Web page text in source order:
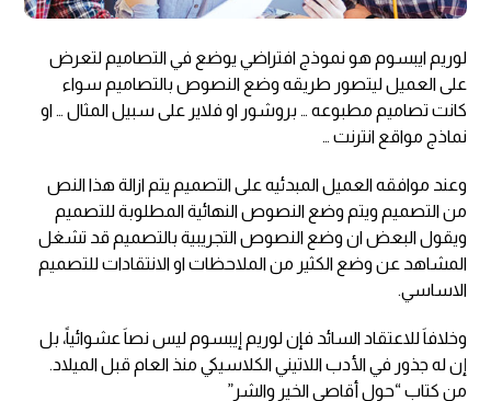
لوريم ايبسوم هو نموذج افتراضي يوضع في التصاميم لتعرض
على العميل ليتصور طريقه وضع النصوص بالتصاميم سواء
كانت تصاميم مطبوعه … بروشور او فلاير على سبيل المثال … او
نماذج مواقع انترنت …
وعند موافقه العميل المبدئيه على التصميم يتم ازالة هذا النص
من التصميم ويتم وضع النصوص النهائية المطلوبة للتصميم
ويقول البعض ان وضع النصوص التجريبية بالتصميم قد تشغل
المشاهد عن وضع الكثير من الملاحظات او الانتقادات للتصميم
الاساسي.
وخلافاَ للاعتقاد السائد فإن لوريم إيبسوم ليس نصاَ عشوائياً، بل
إن له جذور في الأدب اللاتيني الكلاسيكي منذ العام قبل الميلاد.
من كتاب “حول أقاصي الخير والشر”